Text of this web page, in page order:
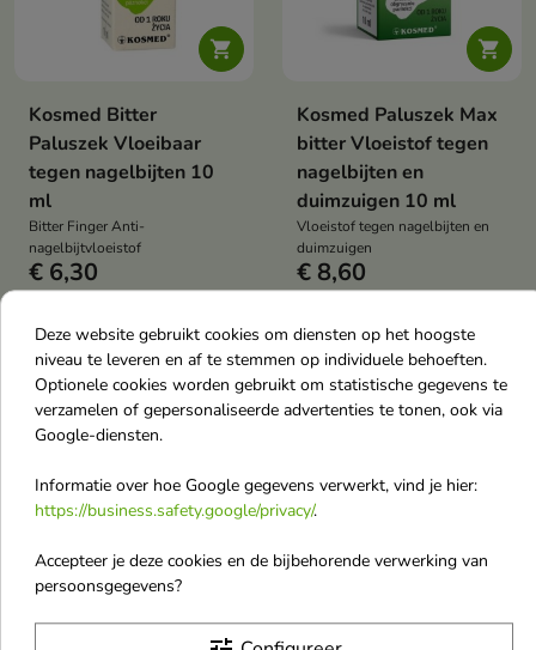

Kosmed Bitter
Paluszek Vloeibaar
tegen nagelbijten 10
ml
Bitter Finger Anti-
nagelbijtvloeistof
€ 6,30

Kosmed Paluszek Max
bitter Vloeistof tegen
nagelbijten en
duimzuigen 10 ml
Vloeistof tegen nagelbijten en
duimzuigen
€ 8,60
favorite_border
AllNutrition AllDeynn
Collarose Raspberry &
favorite_border
Hairrose 45 capsules
Deze website gebruikt cookies om diensten op het hoogste
niveau te leveren en af te stemmen op individuele behoeften.
Optionele cookies worden gebruikt om statistische gegevens te
verzamelen of gepersonaliseerde advertenties te tonen, ook via
Google-diensten.
Informatie over hoe Google gegevens verwerkt, vind je hier:
https://business.safety.google/privacy/.
Accepteer je deze cookies en de bijbehorende verwerking van
persoonsgegevens?